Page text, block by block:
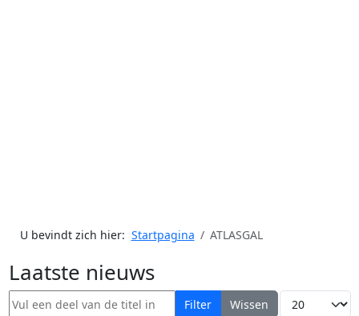
U bevindt zich hier: Startpagina ATLASGAL
Laatste nieuws
Vul een deel van de titel in Filter Wissen Toon #